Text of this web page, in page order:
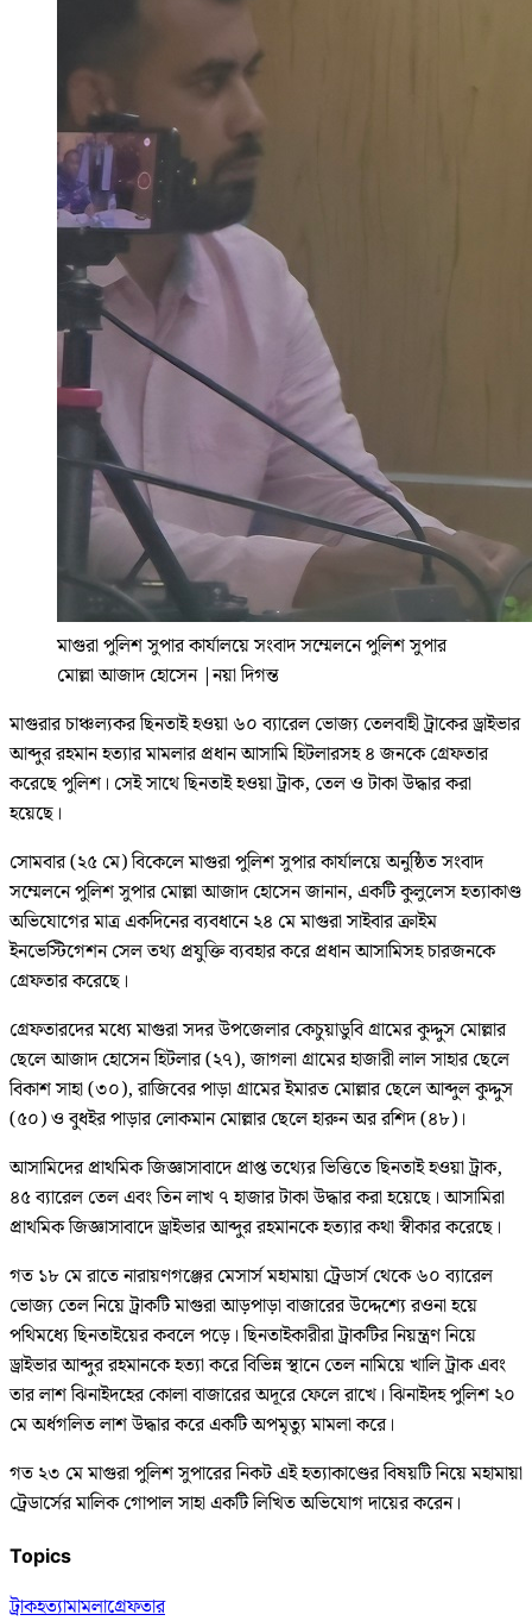
মাগুরা পুলিশ সুপার কার্যালয়ে সংবাদ সম্মেলনে পুলিশ সুপার
মোল্লা আজাদ হোসেন |নয়া দিগন্ত
মাগুরার চাঞ্চল্যকর ছিনতাই হওয়া ৬০ ব্যারেল ভোজ্য তেলবাহী ট্রাকের ড্রাইভার
আব্দুর রহমান হত্যার মামলার প্রধান আসামি হিটলারসহ ৪ জনকে গ্রেফতার
করেছে পুলিশ। সেই সাথে ছিনতাই হওয়া ট্রাক, তেল ও টাকা উদ্ধার করা
হয়েছে।
সোমবার (২৫ মে) বিকেলে মাগুরা পুলিশ সুপার কার্যালয়ে অনুষ্ঠিত সংবাদ
সম্মেলনে পুলিশ সুপার মোল্লা আজাদ হোসেন জানান, একটি কুলুলেস হত্যাকাণ্ড
অভিযোগের মাত্র একদিনের ব্যবধানে ২৪ মে মাগুরা সাইবার ক্রাইম
ইনভেস্টিগেশন সেল তথ্য প্রযুক্তি ব্যবহার করে প্রধান আসামিসহ চারজনকে
গ্রেফতার করেছে।
গ্রেফতারদের মধ্যে মাগুরা সদর উপজেলার কেচুয়াডুবি গ্রামের কুদ্দুস মোল্লার
ছেলে আজাদ হোসেন হিটলার (২৭), জাগলা গ্রামের হাজারী লাল সাহার ছেলে
বিকাশ সাহা (৩০), রাজিবের পাড়া গ্রামের ইমারত মোল্লার ছেলে আব্দুল কুদ্দুস
(৫০) ও বুধইর পাড়ার লোকমান মোল্লার ছেলে হারুন অর রশিদ (৪৮)।
আসামিদের প্রাথমিক জিজ্ঞাসাবাদে প্রাপ্ত তথ্যের ভিত্তিতে ছিনতাই হওয়া ট্রাক,
৪৫ ব্যারেল তেল এবং তিন লাখ ৭ হাজার টাকা উদ্ধার করা হয়েছে। আসামিরা
প্রাথমিক জিজ্ঞাসাবাদে ড্রাইভার আব্দুর রহমানকে হত্যার কথা স্বীকার করেছে।
গত ১৮ মে রাতে নারায়ণগঞ্জের মেসার্স মহামায়া ট্রেডার্স থেকে ৬০ ব্যারেল
ভোজ্য তেল নিয়ে ট্রাকটি মাগুরা আড়পাড়া বাজারের উদ্দেশ্যে রওনা হয়ে
পথিমধ্যে ছিনতাইয়ের কবলে পড়ে। ছিনতাইকারীরা ট্রাকটির নিয়ন্ত্রণ নিয়ে
ড্রাইভার আব্দুর রহমানকে হত্যা করে বিভিন্ন স্থানে তেল নামিয়ে খালি ট্রাক এবং
তার লাশ ঝিনাইদহের কোলা বাজারের অদূরে ফেলে রাখে। ঝিনাইদহ পুলিশ ২০
মে অর্ধগলিত লাশ উদ্ধার করে একটি অপমৃত্যু মামলা করে।
গত ২৩ মে মাগুরা পুলিশ সুপারের নিকট এই হত্যাকাণ্ডের বিষয়টি নিয়ে মহামায়া
ট্রেডার্সের মালিক গোপাল সাহা একটি লিখিত অভিযোগ দায়ের করেন।
Topics
ট্রাকহত্যামামলাগ্রেফতার